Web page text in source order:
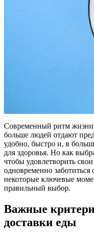
Современный ритм жизни
больше людей отдают
удобно, быстро и, в
для здоровья. Но как
чтобы удовлетворить
одновременно
некоторые ключевые
правильный выбор.
Важные
доставки еды